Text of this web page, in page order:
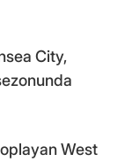
City,
West